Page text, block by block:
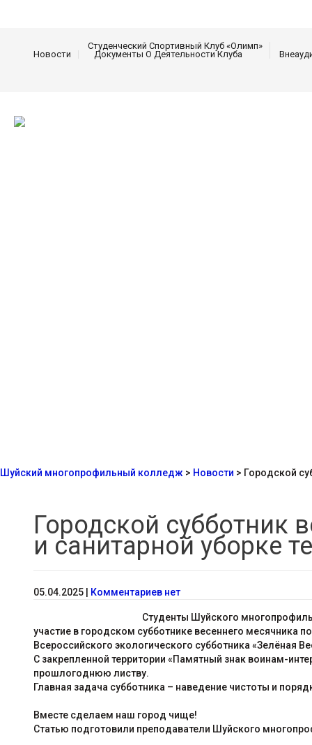
Новости
Студенческий Спортивный Клуб «Олимп»
Документы О Деятельности Клуба
Шуйский многопрофильный колледж > Новости > Городской
Городской субботник
и санитарной уборке
05.04.2025 Комментариев нет
Студенты Шуйского
участие в городском субботнике весеннего месячника
Всероссийского экологического субботника «Зелёная
С закрепленной территории «Памятный знак воинам-
прошлогоднюю листву.
Главная задача субботника – наведение чистоты и
Вместе сделаем наш город чище!
Статью подготовили преподаватели Шуйского